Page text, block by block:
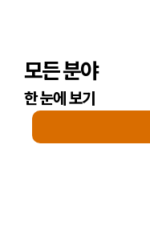
모든 분야
한 눈에 보기